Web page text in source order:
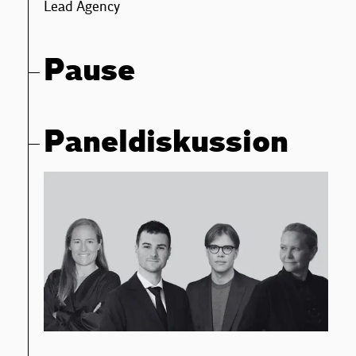
Lead Agency
Pause
Paneldiskussion